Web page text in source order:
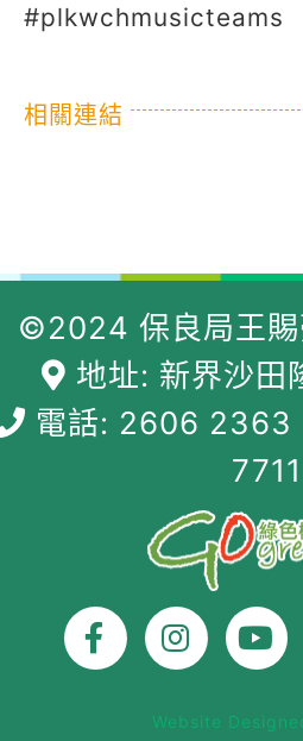
#plkwchmusicteams
相關連結
©2024 保良局王賜
地址: 新界沙田
電話: 2606
7711
Website